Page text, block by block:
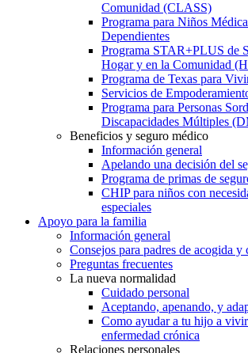
Comunidad (CLASS)
Programa para Niños
Dependientes
Programa STAR+PLUS de
Hogar y en la Comunidad
Programa de Texas para
Servicios de
Programa para Personas
Discapacidades Múltiples
Beneficios y seguro médico
Información general
Apelando una decisión del
Programa de primas de
CHIP para niños con
especiales
Apoyo para la familia
Información general
Consejos para padres de acogida y
Preguntas frecuentes
La nueva normalidad
Cuidado personal
Aceptando, apenando, y
Como ayudar a tu hijo a
enfermedad crónica
Relaciones personales